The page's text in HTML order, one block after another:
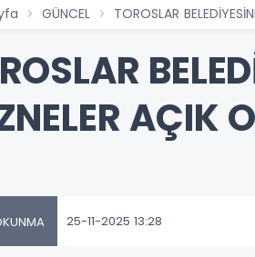
GÜNCEL TOROSLAR
AÇIK
25-11-2025 13:28